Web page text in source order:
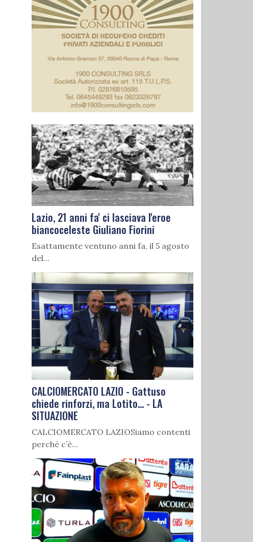
Lazio, 21 anni fa' ci lasciava l'eroe
biancoceleste Giuliano Fiorini
Esattamente ventuno anni fa, il 5 agosto
del...
CALCIOMERCATO LAZIO - Gattuso
chiede rinforzi, ma Lotito... - LA
SITUAZIONE
CALCIOMERCATO LAZIOSiamo contenti
perché c’è...